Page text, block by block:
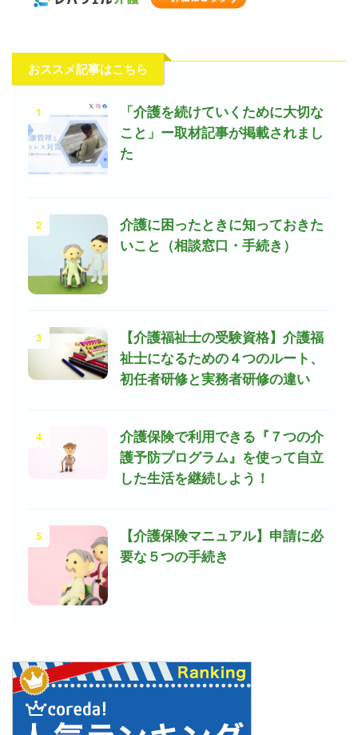
おススメ記事はこちら
1
「介護を続けていくために大切な
こと」ー取材記事が掲載されまし
た
2
介護に困ったときに知っておきた
いこと（相談窓口・手続き）
3
【介護福祉士の受験資格】介護福
祉士になるための４つのルート、
初任者研修と実務者研修の違い
4
介護保険で利用できる『７つの介
護予防プログラム』を使って自立
した生活を継続しよう！
5
【介護保険マニュアル】申請に必
要な５つの手続き